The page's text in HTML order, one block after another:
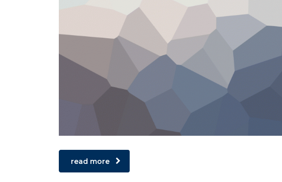
read more